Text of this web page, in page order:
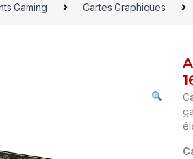
Gaming Cartes Graphiques